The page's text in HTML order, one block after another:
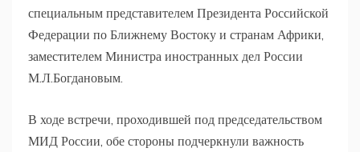
специальным представителем Президента Российской
Федерации по Ближнему Востоку и странам Африки,
заместителем Министра иностранных дел России
М.Л.Богдановым.
В ходе встречи, проходившей под председательством
МИД России, обе стороны подчеркнули важность